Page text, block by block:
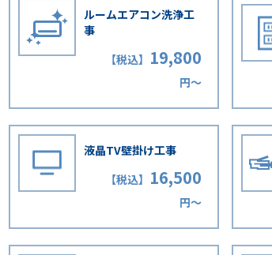
ルームエアコン洗浄工
事
【税込】 19,800
円〜
液晶TV壁掛け工事
【税込】 16,500
円〜